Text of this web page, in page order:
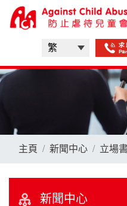
主頁 新聞中心 立場書
新聞中心